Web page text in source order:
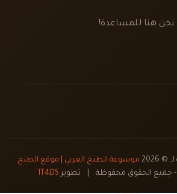
نحن هنا للمساعدة!
موسوعة الطبخ العربي | موقع الطبخ
- جميع الحقوق محفوظة تطوير IT4DS